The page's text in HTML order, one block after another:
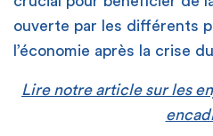
ouverte par les différents
l’économie après la crise
Lire notre article sur les